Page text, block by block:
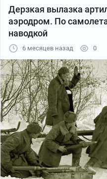
Дерзкая вылазка
аэродром. По
наводкой
6 месяцев назад 0